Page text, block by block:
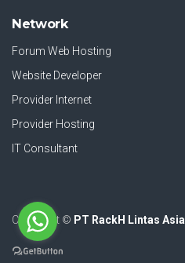
Network
Forum Web Hosting
Website Developer
Provider Internet
Provider Hosting
IT Consultant
Copyright © PT RackH Lintas Asia